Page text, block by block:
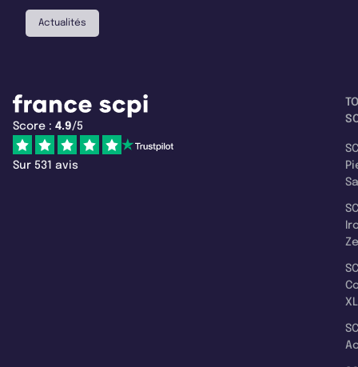
Actualités
Score : 4.9/5
Sur 531 avis
XL